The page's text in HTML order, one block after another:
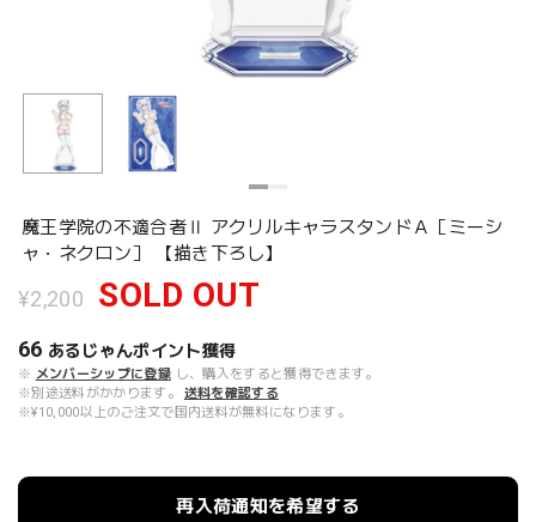
魔王学院の不適合者Ⅱ アクリルキャラスタンドＡ［ミーシ
ャ・ネクロン］ 【描き下ろし】
¥2,200 SOLD OUT
66 あるじゃんポイント獲得
※ メンバーシップに登録 し、購入をすると獲得できます。
※別途送料がかかります。
送料を確認する
※¥10,000以上のご注文で国内送料が無料になります。
再入荷通知を希望する